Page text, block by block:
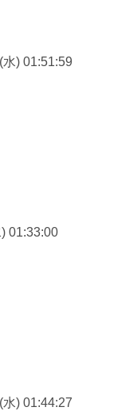
水) 01:51:59
) 01:33:00
水) 01:44:27